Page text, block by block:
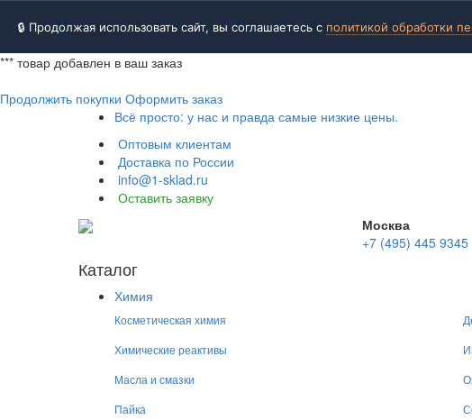
🔒 Продолжая использовать сайт, вы соглашаетесь с политикой обработки
*** товар добавлен в ваш заказ
Продолжить покупки Оформить заказ
Всё просто: у нас и правда самые низкие цены.
Оптовым клиентам
Доставка по России
info@1-sklad.ru
Оставить заявку
Москва
+7 (495) 445 9345
Каталог
Химия
Косметическая химия
Химические реактивы
Масла и смазки
Пайка